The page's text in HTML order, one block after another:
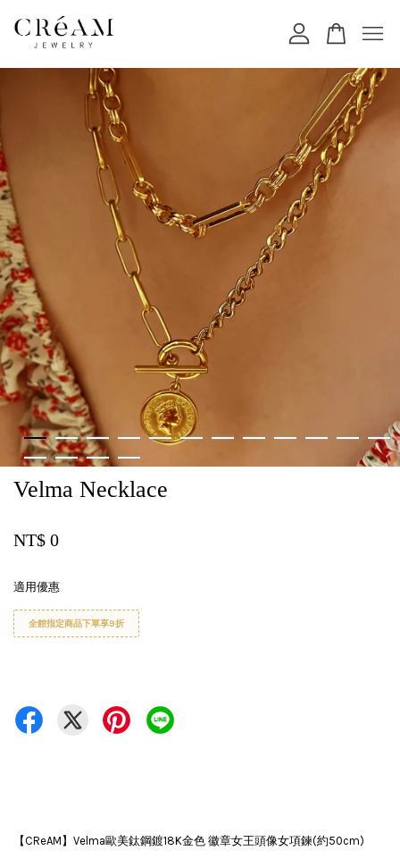
Velma Necklace
NT$ 0
適用優惠
全館指定商品下單享9折
【CReAM】Velma歐美鈦鋼鍍18K金色 徽章女王頭像女項鍊(約50cm)
您的購物車目前還是空的。